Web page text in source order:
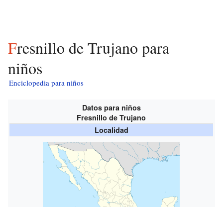
Fresnillo de Trujano para
niños
Enciclopedia para niños
Datos para niños
Fresnillo de Trujano
Localidad